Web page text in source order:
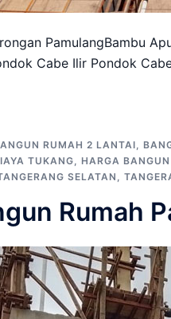
PamulangBambu
Cabe Ilir Pondok
RUMAH 2 LANTAI,
TUKANG, HARGA
SELATAN ,
Rumah